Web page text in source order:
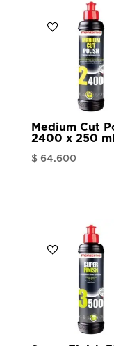
Medium Cut
2400 x 250 ml
$ 64.600